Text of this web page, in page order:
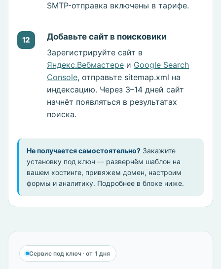
SMTP-отправка включены в тарифе.
12
Добавьте сайт в поисковики
Зарегистрируйте сайт в
Яндекс.Вебмастере и Google Search
Console, отправьте sitemap.xml на
индексацию. Через 3–14 дней сайт
начнёт появляться в результатах
поиска.
Не получается самостоятельно? Закажите
установку под ключ — развернём шаблон на
вашем хостинге, привяжем домен, настроим
формы и аналитику. Подробнее в блоке ниже.
Сервис под ключ · от 1 дня